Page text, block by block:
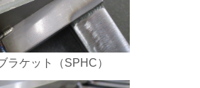
ラケット（SPHC）